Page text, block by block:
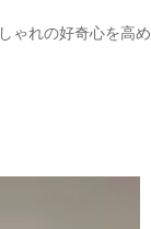
ゃれの好奇心を高め